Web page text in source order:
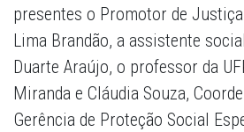
presentes o Promotor de
Lima Brandão, a assistente
Duarte Araújo, o professor da
Miranda e Cláudia Souza,
Gerência de Proteção Social